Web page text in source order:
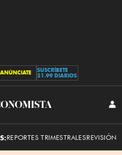
ANÚNCIATE
SUSCRÍBETE
$1.99 DIARIOS
El
REPORTES TRIMESTRALESREVISIÓN